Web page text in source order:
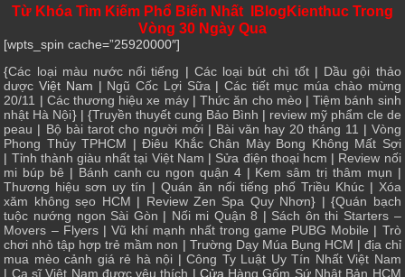
Từ Khóa Tìm Kiếm Phổ Biến Nhất IBlogKienthuc Trong
Vòng 30 Ngày Qua
[wpts_spin cache=”25920000″]
{Các loại màu nước nổi tiếng | Các loại bút chì tốt| Dầu gội thảo
dược Việt Nam | Ngũ Cốc Lợi Sữa| Các tiết mục múa chào mừng
20/11 | Các thương hiệu xe máy|Thức ăn cho mèo|Tiệm bánh sinh
nhật Hà Nội} | {Truyền thuyết cung Bảo Bình | review mỹ phẩm cle de
peau | Bộ bài tarot cho người mới| Bài văn hay 20 tháng 11 | Vòng
Phong Thủy TPHCM |Điêu Khắc Chân Mày Bong Không Mất Sợi
| Tỉnh thành giàu nhất tại Việt Nam | Sửa điện thoại hcm | Review nối
mi búp bê | Bánh canh cu ngon quận 4| Kem sâm trị thâm mụn |
Thương hiệu sơn uy tín | Quán ăn nổi tiếng phố Triều Khúc| Xóa
xăm không sẹo HCM | Review Zen Spa Quy Nhơn} | {Quán bạch
tuộc nướng ngon Sài Gòn | Nối mi Quận 8 | Sách ôn thi Starters –
Movers – Flyers| Vũ khí mạnh nhất trong game PUBG Mobile | Trò
chơi nhỏ tập hợp trẻ mầm non | Trường Dạy Múa Bụng HCM | địa chỉ
mua mèo cảnh giá rẻ hà nội |Công Ty Luật Uy Tín Nhất Việt Nam
| Ca sĩ Việt Nam được yêu thích | Cửa Hàng Gốm Sứ Nhật Bản HCM